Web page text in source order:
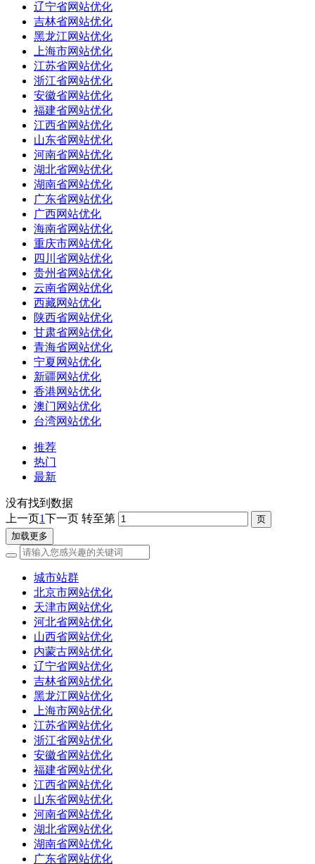
辽宁省网站优化
吉林省网站优化
黑龙江网站优化
上海市网站优化
江苏省网站优化
浙江省网站优化
安徽省网站优化
福建省网站优化
江西省网站优化
山东省网站优化
河南省网站优化
湖北省网站优化
湖南省网站优化
广东省网站优化
广西网站优化
海南省网站优化
重庆市网站优化
四川省网站优化
贵州省网站优化
云南省网站优化
西藏网站优化
陕西省网站优化
甘肃省网站优化
青海省网站优化
宁夏网站优化
新疆网站优化
香港网站优化
澳门网站优化
台湾网站优化
推荐
热门
最新
没有找到数据
上一页1下一页 转至第
加载更多
城市站群
北京市网站优化
天津市网站优化
河北省网站优化
山西省网站优化
内蒙古网站优化
辽宁省网站优化
吉林省网站优化
黑龙江网站优化
上海市网站优化
江苏省网站优化
浙江省网站优化
安徽省网站优化
福建省网站优化
江西省网站优化
山东省网站优化
河南省网站优化
湖北省网站优化
湖南省网站优化
广东省网站优化